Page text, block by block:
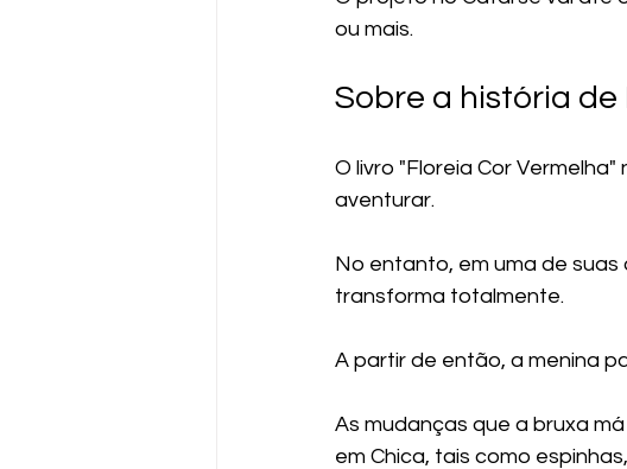
ou mais.
Sobre a história de
O livro "Floreia Cor
aventurar.
No entanto, em uma de
transforma totalmente.
A partir de então, a menina
As mudanças que a bruxa
em Chica, tais como